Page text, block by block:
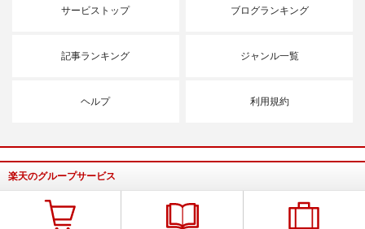
サービストップ ブログランキング
記事ランキング ジャンル一覧
ヘルプ 利用規約
楽天のグループサービス